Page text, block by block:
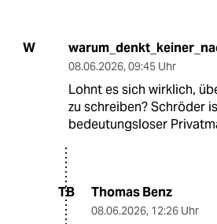
W
08.06.2026, 09:45 Uhr
Lohnt es sich wirklich,
zu schreiben? Schröder
bedeutungsloser
TB Thomas Benz
08.06.2026, 12:26 Uhr